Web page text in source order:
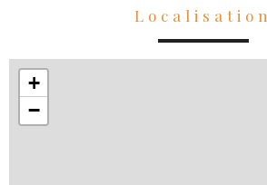
Localisation
+
−